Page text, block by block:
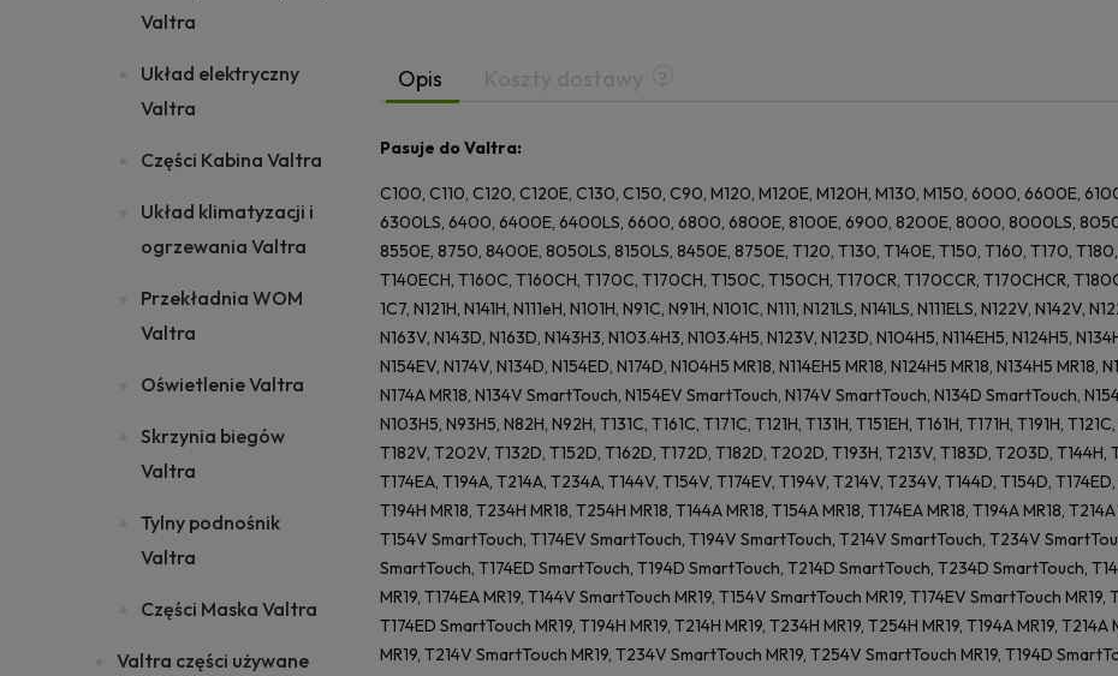
Valtra
Układ elektryczny
Valtra
Części Kabina Valtra
Układ klimatyzacji i
ogrzewania Valtra
Przekładnia WOM
Valtra
Oświetlenie Valtra
Skrzynia biegów
Valtra
Tylny podnośnik
Valtra
Części Maska Valtra
Valtra części używane
Opis
Pasuje do Valtra:
C100, C110, C120, C120E, C130, C150, C90, M120, M120E, M120H, M130, M150, 6000, 6600E,
6300LS, 6400, 6400E, 6400LS, 6600, 6800, 6800E, 8100E, 6900, 8200E, 8000, 8000LS,
8550E, 8750, 8400E, 8050LS, 8150LS, 8450E, 8750E, T120, T130, T140E, T150, T160, T170,
T140ECH, T160C, T160CH, T170C, T170CH, T150C, T150CH, T170CR, T170CCR, T170CHCR,
1C7, N121H, N141H, N111eH, N101H, N91C, N91H, N101C, N111, N121LS, N141LS, N111ELS, N122V, N142V,
N163V, N143D, N163D, N143H3, N103.4H3, N103.4H5, N123V, N123D, N104H5, N114EH5, N124H5,
N154EV, N174V, N134D, N154ED, N174D, N104H5 MR18, N114EH5 MR18, N124H5 MR18, N134H5 MR18,
N174A MR18, N134V SmartTouch, N154EV SmartTouch, N174V SmartTouch, N134D SmartTouch,
N103H5, N93H5, N82H, N92H, T131C, T161C, T171C, T121H, T131H, T151EH, T161H, T171H, T191H,
T182V, T202V, T132D, T152D, T162D, T172D, T182D, T202D, T193H, T213V, T183D, T203D, T144H,
T174EA, T194A, T214A, T234A, T144V, T154V, T174EV, T194V, T214V, T234V, T144D, T154D,
T194H MR18, T234H MR18, T254H MR18, T144A MR18, T154A MR18, T174EA MR18, T194A MR18,
T154V SmartTouch, T174EV SmartTouch, T194V SmartTouch, T214V SmartTouch, T234V
SmartTouch, T174ED SmartTouch, T194D SmartTouch, T214D SmartTouch, T234D SmartTouch,
MR19, T174EA MR19, T144V SmartTouch MR19, T154V SmartTouch MR19, T174EV SmartTouch
T174ED SmartTouch MR19, T194H MR19, T214H MR19, T234H MR19, T254H MR19, T194A MR19,
MR19, T214V SmartTouch MR19, T234V SmartTouch MR19, T254V SmartTouch MR19, T194D